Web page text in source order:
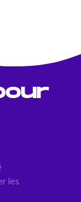
les